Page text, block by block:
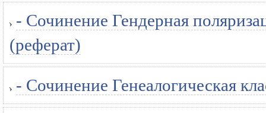
- Сочинение Гендерная
(реферат)
- Сочинение Генеалогическая